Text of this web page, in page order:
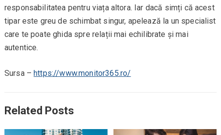
responsabilitatea pentru viața altora. Iar dacă simți că acest
tipar este greu de schimbat singur, apelează la un specialist
care te poate ghida spre relații mai echilibrate și mai
autentice.
Sursa –https://www.monitor365.ro/
Related Posts